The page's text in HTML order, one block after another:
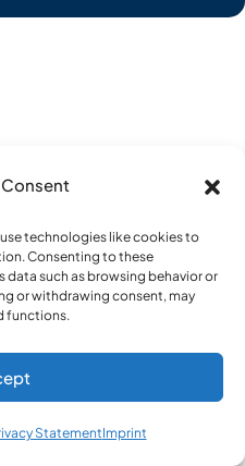
technologies like cookies to
Consenting to these
such as browsing behavior or
or withdrawing consent, may
functions.
StatementImprint